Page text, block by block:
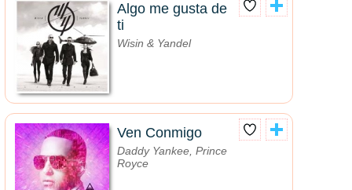
Algo me gusta de
ti
Wisin & Yandel
Ven Conmigo
Daddy Yankee, Prince
Royce